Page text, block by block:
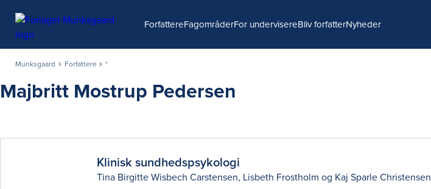
ForfattereFagområderFor undervisereBliv forfatterNyheder
Munksgaard Forfattere *
Majbritt Mostrup Pedersen
Klinisk sundhedspsykologi
Tina Birgitte Wisbech Carstensen, Lisbeth Frostholm og Kaj Sparle Christensen